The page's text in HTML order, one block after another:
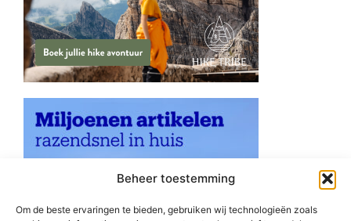
Beheer toestemming
Om de beste ervaringen te bieden, gebruiken wij technologieën zoals